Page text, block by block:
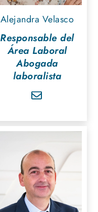
Alejandra Velasco
Responsable del
Área Laboral
Abogada
laboralista